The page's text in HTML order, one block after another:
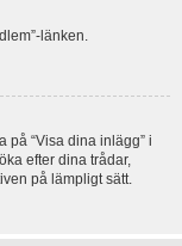
länken.
på “Visa dina inlägg” i
efter dina trådar,
på lämpligt sätt.